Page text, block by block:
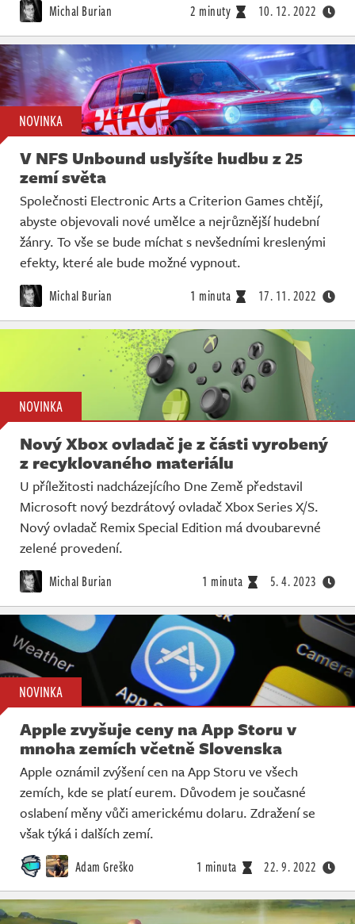
Michal Burian 2 minuty 10. 12. 2022
NOVINKA
V NFS Unbound uslyšíte hudbu z 25
zemí světa
Společnosti Electronic Arts a Criterion Games chtějí,
abyste objevovali nové umělce a nejrůznější hudební
žánry. To vše se bude míchat s nevšedními kreslenými
efekty, které ale bude možné vypnout.
Michal Burian 1 minuta 17. 11. 2022
NOVINKA
Nový Xbox ovladač je z části vyrobený
z recyklovaného materiálu
U příležitosti nadcházejícího Dne Země představil
Microsoft nový bezdrátový ovladač Xbox Series X/S.
Nový ovladač Remix Special Edition má dvoubarevné
zelené provedení.
Michal Burian 1 minuta 5. 4. 2023
NOVINKA
Apple zvyšuje ceny na App Storu v
mnoha zemích včetně Slovenska
Apple oznámil zvýšení cen na App Storu ve všech
zemích, kde se platí eurem. Důvodem je současné
oslabení měny vůči americkému dolaru. Zdražení se
však týká i dalších zemí.
Adam Greško 1 minuta 22. 9. 2022